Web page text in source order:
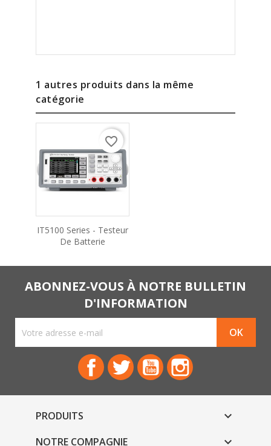
1 autres produits dans la même
catégorie
IT5100 Series - Testeur
De Batterie
favorite_border
ABONNEZ-VOUS À NOTRE BULLETIN
D'INFORMATION
FacebookTwitter YouTube
PRODUITS 
NOTRE COMPAGNIE 